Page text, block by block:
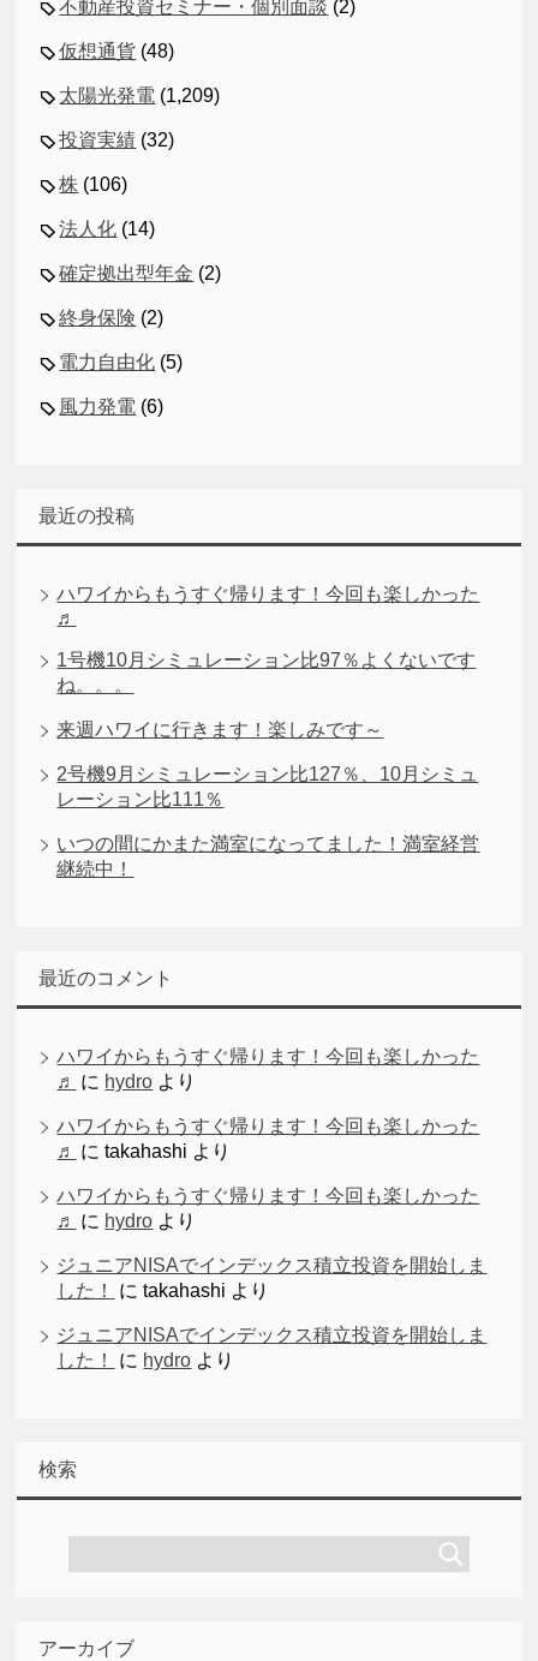
不動産投資セミナー・個別面談 (2)
仮想通貨 (48)
太陽光発電 (1,209)
投資実績 (32)
株 (106)
法人化 (14)
確定拠出型年金 (2)
終身保険 (2)
電力自由化 (5)
風力発電 (6)
最近の投稿
ハワイからもうすぐ帰ります！今回も楽しかった
♬
1号機10月シミュレーション比97％よくないです
ね。。。
来週ハワイに行きます！楽しみです～
2号機9月シミュレーション比127％、10月シミュ
レーション比111％
いつの間にかまた満室になってました！満室経営
継続中！
最近のコメント
ハワイからもうすぐ帰ります！今回も楽しかった
♬
に hydro より
ハワイからもうすぐ帰ります！今回も楽しかった
♬
にtakahashi より
ハワイからもうすぐ帰ります！今回も楽しかった
♬
に hydro より
ジュニアNISAでインデックス積立投資を開始しま
した！
にtakahashi より
ジュニアNISAでインデックス積立投資を開始しま
した！
に hydro より
検索
アーカイブ